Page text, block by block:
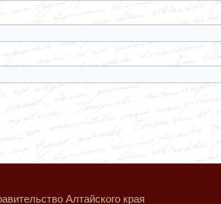
Алтайского края